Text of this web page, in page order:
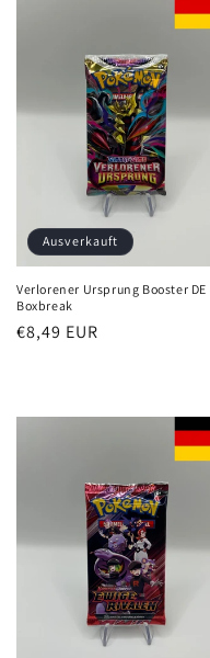
Ausverkauft
Verlorener Ursprung Booster DE
Boxbreak
Normaler
€8,49 EUR